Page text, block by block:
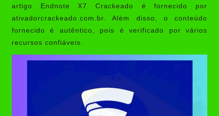
artigo Endnote X7 Crackeado é fornecido por
ativadorcrackeado.com.br . Além disso, o conteúdo
fornecido é autêntico, pois é verificado por vários
recursos confiáveis.